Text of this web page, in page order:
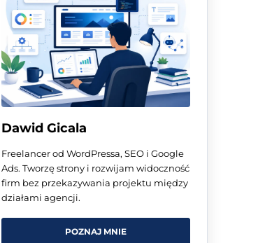
Dawid Gicala
Freelancer od WordPressa, SEO i Google
Ads. Tworzę strony i rozwijam widoczność
firm bez przekazywania projektu między
działami agencji.
POZNAJ MNIE